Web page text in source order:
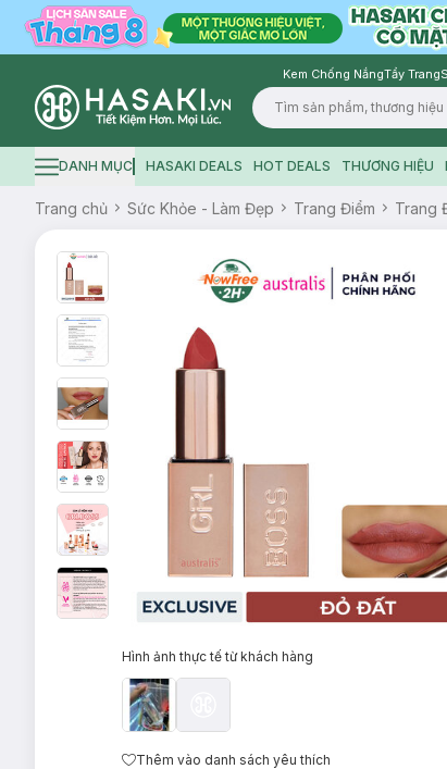
Kem Chống NắngTẩy Trang
Logo
Hamburger icon
DANH MỤC HASAKI DEALS HOT DEALS THƯƠNG HIỆU
Trang chủ Sức Khỏe - Làm Đẹp Trang Điểm Trang
Hình ảnh thực tế từ khách hàng
Thêm vào danh sách yêu thích